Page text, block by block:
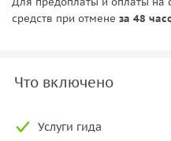
средств при отмене за 48
Что включено
Услуги гида